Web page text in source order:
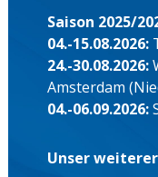
Saison 2025/
04.-15.08.2026:
24.-30.08.2026:
Amsterdam
04.-06.09.2026:
Unser weiterer